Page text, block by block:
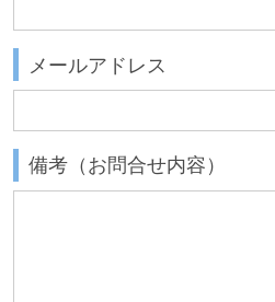
メールアドレス
備考（お問合せ内容）